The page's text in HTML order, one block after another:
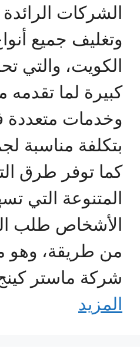
الشركات
وتغليف جميع
الكويت، والتي
كبيرة لما تقدمه
وخدمات متعددة
بتكلفة مناسبة
كما توفر طرق
المتنوعة التي
الأشخاص طلب
من طريقة، وهو
شركة ماستر
المزيد